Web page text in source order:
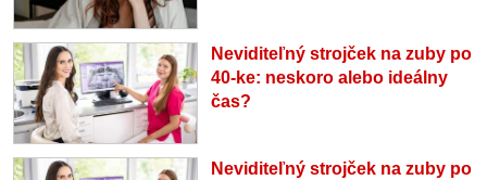
Neviditeľný strojček na zuby po
40-ke: neskoro alebo ideálny
čas?
Neviditeľný strojček na zuby po